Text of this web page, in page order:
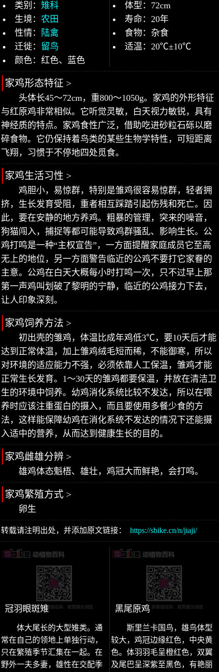
类别： 雉科
生境： 农田
性情：
陆禽
迁徙： 留鸟
颜色：红色、蓝色
体型：72cm
寿命：20年
食物：杂食
适温：20℃±10℃
家鸡形态特征 >
头体长45～72cm，重800～1050g。家鸡的外形特征
与红原鸡非常相似。它听觉灵敏，白天视力敏锐，具有
神经质的特点。家鸡食性广泛，借助吃进砂粒石砾以磨
碎食物。它仍保持着鸟类的某些生物学特性，可短距离
飞翔，习惯于不停地四处觅食。
家鸡生活习性 >
鸡胆小，易惊群，特别是雏鸡很容易惊群，轻者拥
挤，生长发育受阻，重者相互踩踏引起伤残和死亡。因
此，要在安静的地方养鸡。粗暴的管理，突来的噪音，
狗猫闯入，捕捉等都可能导致鸡群骚乱、影响生长。公
鸡打鸣是一种“主权宣告”，一方面提醒家庭成员它至高
无上的地位，另一方面警告临近的公鸡不要打它家眷的
主意。公鸡在白天大概每小时打鸣一次，只不过早上那
第一声鸡叫划破了黎明的宁静，临近的公鸡接力下去，
让人印象深刻。
家鸡饲养方法 >
初出壳的雏鸡，体温比成年鸡低3℃，要10天后才能
达到正常体温，加上雏鸡绒毛短而稀，不能御寒，所以
对环境的适应能力不强，必须依靠人工保温，雏鸡才能
正常生长发育。1～30天的雏鸡都要保温，并放在清洁卫
生的环境中饲养。幼鸡消化系统比较不发达，所以在喂
养时应该注重蛋白的摄入，而且要使用多餐少食的方
法，这样能保障幼鸡在消化系统不发达的情况下还能摄
入适中的营养，从而达到健康生长的目的。
家鸡雌雄分辨 >
雄鸡体态魁梧、雄壮，鸡冠大而鲜艳，会打鸣。
家鸡繁殖方式 >
卵生
转载请注明出处，并添加原文链接： https://sbike.cn/n/jiaji/
冠羽眼斑雉
体大尾长的大型雉类。通
常在自己的领地上单独行动，
只在繁殖季节汇集在一起。在
野外一夫多妻，雄性在交配季
黑尾原鸡
斯里兰卡国鸟，雄鸟体型
较大，鸡冠边缘红色，中央黄
色。体羽羽毛呈橙红色，双翼
及尾巴呈深紫至黑色，有艳丽